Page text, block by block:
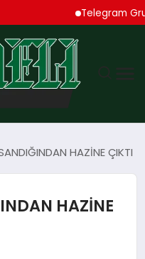
Telegram
HAZİNE ÇIKTI
HAZİNE